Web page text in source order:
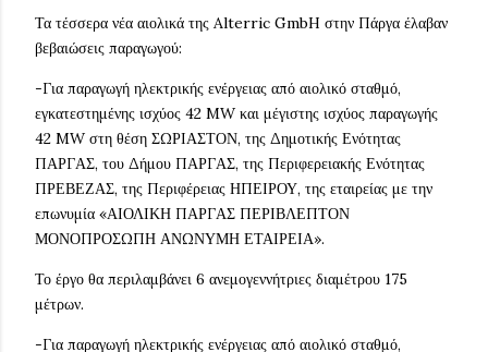
Τα τέσσερα νέα αιολικά της Alterric GmbH στην Πάργα έλαβαν
βεβαιώσεις παραγωγού:
-Για παραγωγή ηλεκτρικής ενέργειας από αιολικό σταθμό,
εγκατεστημένης ισχύος 42 MW και μέγιστης ισχύος παραγωγής
42 MW στη θέση ΣΩΡΙΑΣΤΟΝ, της Δημοτικής Ενότητας
ΠΑΡΓΑΣ, του Δήμου ΠΑΡΓΑΣ, της Περιφερειακής Ενότητας
ΠΡΕΒΕΖΑΣ, της Περιφέρειας ΗΠΕΙΡΟΥ, της εταιρείας με την
επωνυμία «ΑΙΟΛΙΚΗ ΠΑΡΓΑΣ ΠΕΡΙΒΛΕΠΤΟΝ
ΜΟΝΟΠΡΟΣΩΠΗ ΑΝΩΝΥΜΗ ΕΤΑΙΡΕΙΑ».
Το έργο θα περιλαμβάνει 6 ανεμογεννήτριες διαμέτρου 175
μέτρων.
-Για παραγωγή ηλεκτρικής ενέργειας από αιολικό σταθμό,